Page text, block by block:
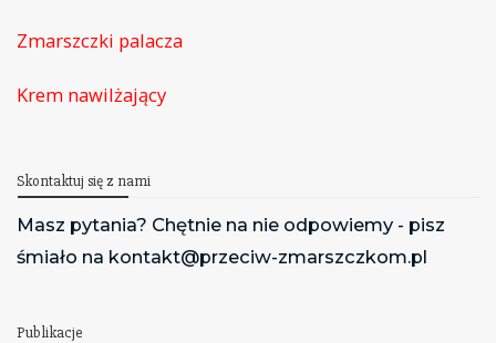
Zmarszczki palacza
Krem nawilżający
Skontaktuj się z nami
Masz pytania? Chętnie na nie odpowiemy - pisz
śmiało na kontakt@przeciw-zmarszczkom.pl
Publikacje